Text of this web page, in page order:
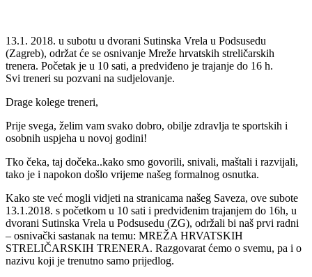
13.1. 2018. u subotu u dvorani Sutinska Vrela u Podsusedu
(Zagreb), održat će se osnivanje Mreže hrvatskih streličarskih
trenera. Početak je u 10 sati, a predviđeno je trajanje do 16 h.
Svi treneri su pozvani na sudjelovanje.
Drage kolege treneri,
Prije svega, želim vam svako dobro, obilje zdravlja te sportskih i
osobnih uspjeha u novoj godini!
Tko čeka, taj dočeka..kako smo govorili, snivali, maštali i razvijali,
tako je i napokon došlo vrijeme našeg formalnog osnutka.
Kako ste već mogli vidjeti na stranicama našeg Saveza, ove subote
13.1.2018. s početkom u 10 sati i predviđenim trajanjem do 16h, u
dvorani Sutinska Vrela u Podsusedu (ZG), održali bi naš prvi radni
– osnivački sastanak na temu: MREŽA HRVATSKIH
STRELIČARSKIH TRENERA. Razgovarat ćemo o svemu, pa i o
nazivu koji je trenutno samo prijedlog.